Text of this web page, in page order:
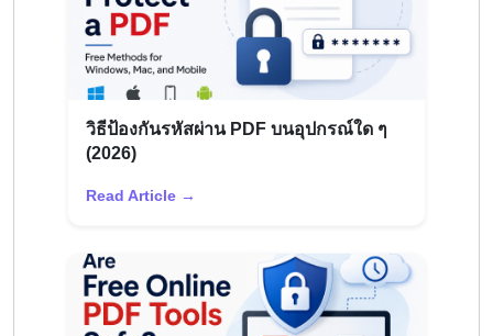
วิธีป้องกันรหัสผ่าน PDF บนอุปกรณ์ใด ๆ
(2026)
Read Article →